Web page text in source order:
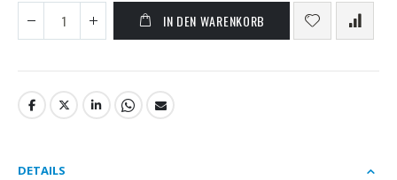
IN DEN WARENKORB
DETAILS